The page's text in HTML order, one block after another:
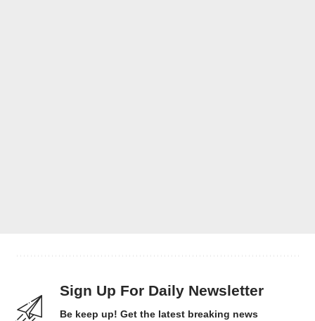
Sign Up For Daily Newsletter
Be keep up! Get the latest breaking news